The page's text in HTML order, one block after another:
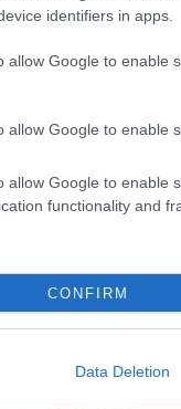
identifiers in apps.
allow Google to enable
allow Google to enable
allow Google to enable
functionality and
CONFIRM
Data Deletion
Our Network|
πάντα
Βέγγος
κανείς σε
Θανάση
Lifestyle|